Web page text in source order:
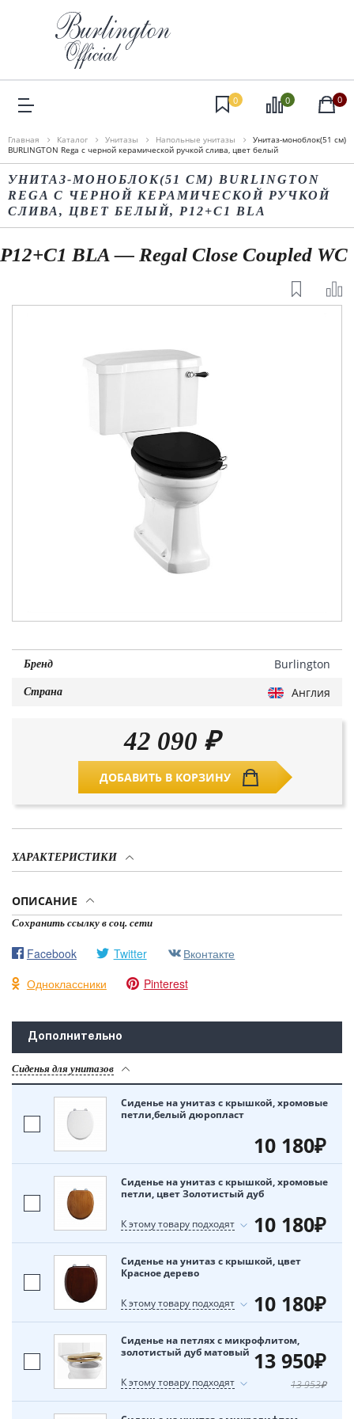
0 0 0
Главная Каталог Унитазы Напольные унитазы
Унитаз-моноблок(51 cм)
BURLINGTON Rega с черной керамической ручкой слива, цвет белый
УНИТАЗ-МОНОБЛОК(51 CМ) BURLINGTON
REGA С ЧЕРНОЙ КЕРАМИЧЕСКОЙ РУЧКОЙ
СЛИВА, ЦВЕТ БЕЛЫЙ, P12+C1 BLA
P12+C1 BLA — Regal Close Coupled WC
Бренд Burlington
Страна Англия
42 090 ₽
ДОБАВИТЬ В КОРЗИНУ
ХАРАКТЕРИСТИКИ
ОПИСАНИЕ
Сохранить ссылку в соц. сети
Facebook Twitter
Вконтакте
Одноклассники
Pinterest
Дополнительно
Сиденья для унитазов
Сиденье на унитаз с крышкой, хромовые
петли,белый дюропласт
10 180₽
Сиденье на унитаз с крышкой, хромовые
петли, цвет Золотистый дуб
К этому товару подходят 10 180₽
Сиденье на унитаз с крышкой, цвет
Красное дерево
К этому товару подходят 10 180₽
Сиденье на петлях с микрофлитом,
золотистый дуб матовый
К этому товару подходят
13 950₽
13 953₽